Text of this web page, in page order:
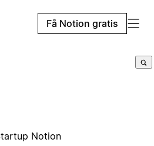
Få Notion gratis
Notion